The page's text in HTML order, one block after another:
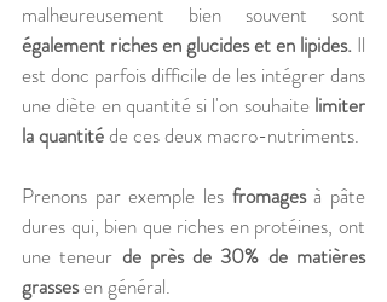
également riches en glucides et en lipides. Il
est donc parfois difficile de les intégrer dans
une diète en quantité si l'on souhaite limiter
la quantité de ces deux macro-nutriments.
Prenons par exemple les fromages à pâte
dures qui, bien que riches en protéines, ont
une teneur de près de 30% de matières
grasses en général.